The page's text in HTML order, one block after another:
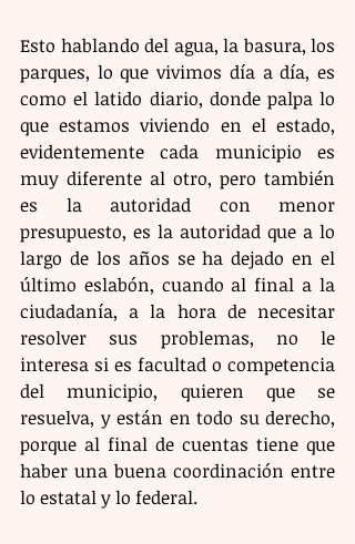
Esto hablando del agua, la basura, los
parques, lo que vivimos día a día, es
como el latido diario, donde palpa lo
que estamos viviendo en el estado,
evidentemente cada municipio es
muy diferente al otro, pero también
es la autoridad con menor
presupuesto, es la autoridad que a lo
largo de los años se ha dejado en el
último eslabón, cuando al final a la
ciudadanía, a la hora de necesitar
resolver sus problemas, no le
interesa si es facultad o competencia
del municipio, quieren que se
resuelva, y están en todo su derecho,
porque al final de cuentas tiene que
haber una buena coordinación entre
lo estatal y lo federal.